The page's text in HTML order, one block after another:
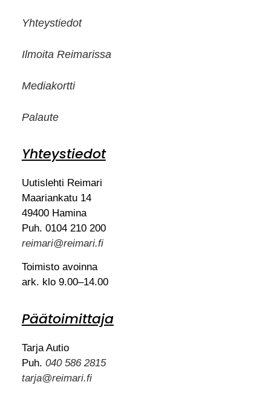
Yhteystiedot
Ilmoita Reimarissa
Mediakortti
Palaute
Yhteystiedot
Uutislehti Reimari
Maariankatu 14
49400 Hamina
Puh. 0104 210 200
reimari@reimari.fi
Toimisto avoinna
ark. klo 9.00–14.00
Päätoimittaja
Tarja Autio
Puh. 040 586 2815
tarja@reimari.fi